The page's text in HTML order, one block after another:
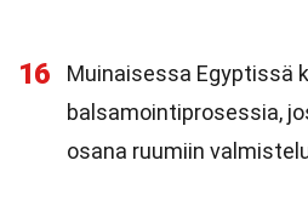
16
Muinaisessa Egyptissä
balsamointiprosessia,
osana ruumiin